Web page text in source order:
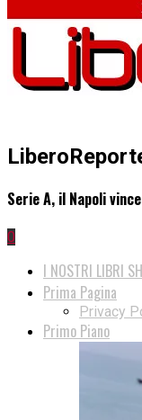
Serie A, il Napoli
0
I NOSTRI LIBRI
Prima Pagina
Privacy
Primo Piano